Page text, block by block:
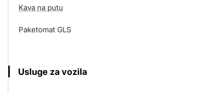
Kava na putu
Paketomat GLS
Usluge za vozila